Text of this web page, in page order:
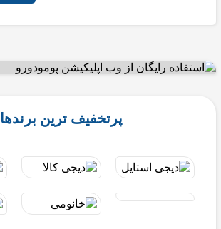
پرتخفیف ترین برندها